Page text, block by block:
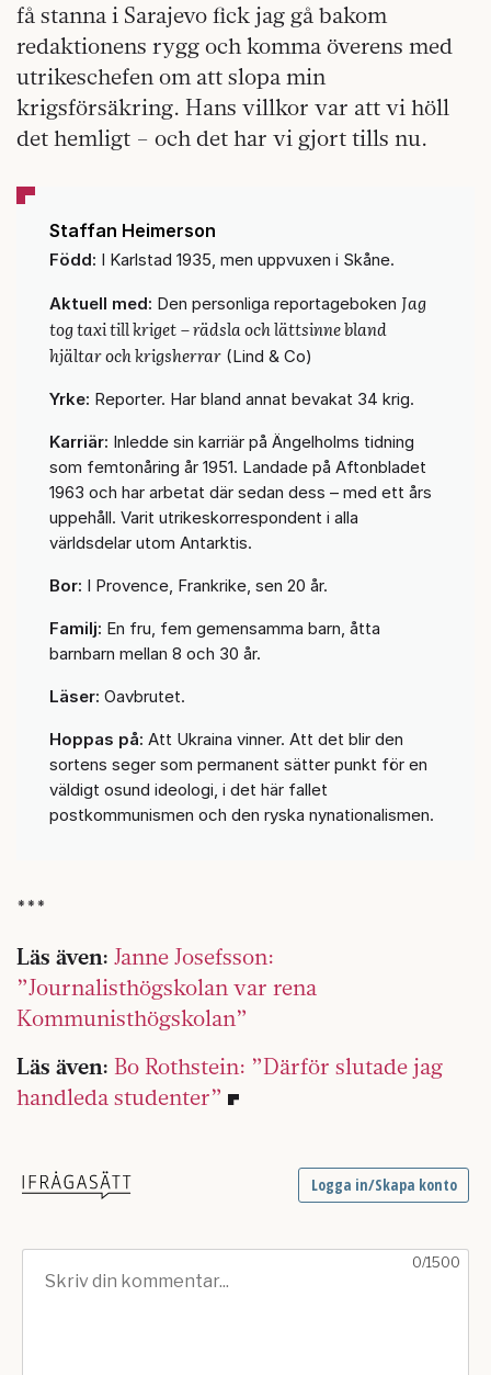
få stanna i Sarajevo fick jag gå bakom
redaktionens rygg och komma överens med
utrikeschefen om att slopa min
krigsförsäkring. Hans villkor var att vi höll
det hemligt – och det har vi gjort tills nu.
Staffan Heimerson
Född: I Karlstad 1935, men uppvuxen i Skåne.
Aktuell med: Den personliga reportageboken Jag
tog taxi till kriget– rädsla och lättsinne bland
hjältar och krigsherrar (Lind & Co)
Yrke: Reporter. Har bland annat bevakat 34 krig.
Karriär: Inledde sin karriär på Ängelholms tidning
som femtonåring år 1951. Landade på Aftonbladet
1963 och har arbetat där sedan dess – med ett års
uppehåll. Varit utrikeskorrespondent i alla
världsdelar utom Antarktis.
Bor: I Provence, Frankrike, sen 20 år.
Familj: En fru, fem gemensamma barn, åtta
barnbarn mellan 8 och 30 år.
Läser: Oavbrutet.
Hoppas på: Att Ukraina vinner. Att det blir den
sortens seger som permanent sätter punkt för en
väldigt osund ideologi, i det här fallet
postkommunismen och den ryska nynationalismen.
***
Läs även: Janne Josefsson:
”Journalisthögskolan var rena
Kommunisthögskolan”
Läs även: Bo Rothstein: ”Därför slutade jag
handleda studenter”